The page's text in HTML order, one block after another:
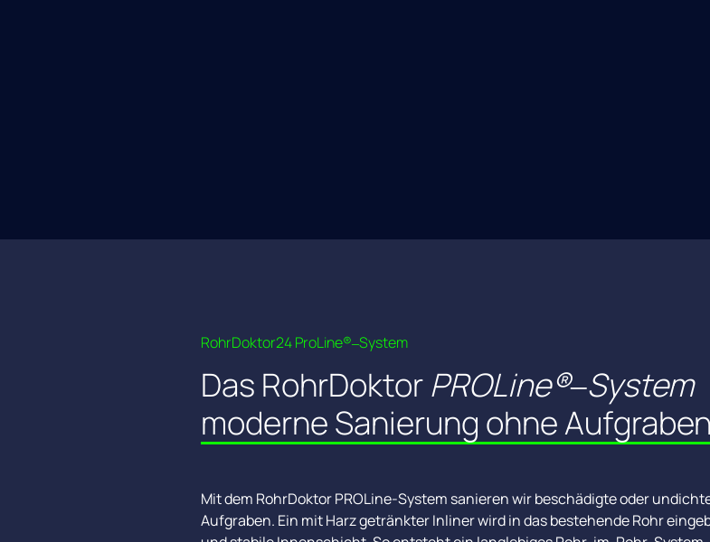
RohrDoktor24 ProLine®‒System
Das RohrDoktor PROLine®‒System
moderne Sanierung ohne Aufgraben
Mit dem RohrDoktor PROLine-System sanieren wir beschädigte oder
Aufgraben. Ein mit Harz getränkter Inliner wird in das bestehende Rohr